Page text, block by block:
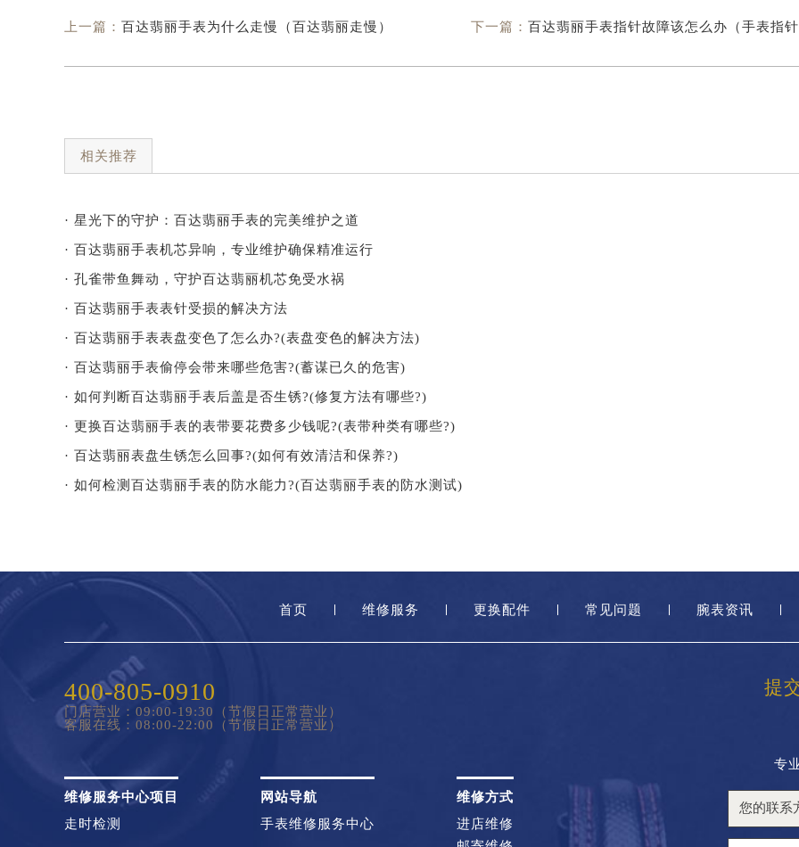
上一篇： 百达翡丽手表为什么走慢（百达翡丽走慢） 下一篇： 百达翡丽手表指针故障该怎么办（手表指针
相关推荐
· 星光下的守护：百达翡丽手表的完美维护之道
· 百达翡丽手表机芯异响，专业维护确保精准运行
· 孔雀带鱼舞动，守护百达翡丽机芯免受水祸
· 百达翡丽手表表针受损的解决方法
· 百达翡丽手表表盘变色了怎么办?(表盘变色的解决方法)
· 百达翡丽手表偷停会带来哪些危害?(蓄谋已久的危害)
· 如何判断百达翡丽手表后盖是否生锈?(修复方法有哪些?)
· 更换百达翡丽手表的表带要花费多少钱呢?(表带种类有哪些?)
· 百达翡丽表盘生锈怎么回事?(如何有效清洁和保养?)
· 如何检测百达翡丽手表的防水能力?(百达翡丽手表的防水测试)
首页 维修服务 更换配件 常见问题 腕表资讯
提
专
400-805-0910
门店营业：09:00-19:30（节假日正常营业）
客服在线：08:00-22:00（节假日正常营业）
维修服务中心项目
走时检测
网站导航
手表维修服务中心
维修方式
进店维修